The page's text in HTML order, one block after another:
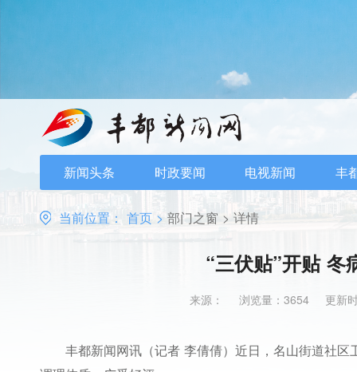
新闻头条 时政要闻 电视新闻 丰
当前位置： 首页 > 部门之窗 > 详情
“三伏贴”开贴 冬
来源： 浏览量：3654 更新
丰都新闻网讯（记者 李倩倩）近日，名山街道社区